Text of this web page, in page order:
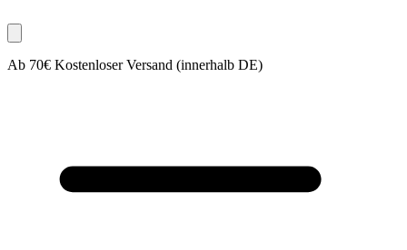
Ab 70€ Kostenloser Versand (innerhalb DE)